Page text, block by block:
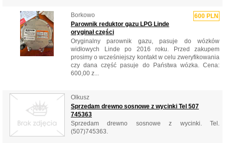
600 PLN
Borkowo
Parownik reduktor gazu LPG Linde
oryginał części
Oryginalny parownik gazu, pasuje do wózków
widłowych Linde po 2016 roku. Przed zakupem
prosimy o wcześniejszy kontakt w celu zweryfikowania
czy dana część pasuje do Państwa wózka. Cena:
600,00 z...
Olkusz
Sprzedam drewno sosnowe z wycinki Tel 507
745363
Sprzedam drewno sosnowe z wycinki. Tel.
(507)745363.